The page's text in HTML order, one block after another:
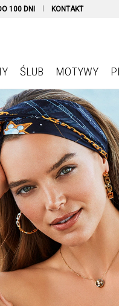
100 DNI KONTAKT
ŚLUB MOTYWY